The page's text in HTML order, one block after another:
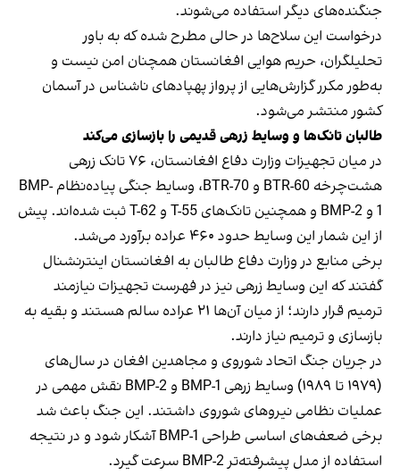
جنگنده‌های دیگر استفاده می‌شوند.
درخواست این سلاح‌ها در حالی مطرح شده که به باور
تحلیلگران، حریم هوایی افغانستان همچنان امن نیست و
به‌طور مکرر گزارش‌هایی از پرواز پهپادهای ناشناس در آسمان
کشور منتشر می‌شود.
طالبان تانک‌ها و وسایط زرهی قدیمی را بازسازی می‌کند
در میان تجهیزات وزارت دفاع افغانستان، ۷۶ تانک زرهی
هشت‌چرخه BTR-60 و BTR-70، وسایط جنگی پیاده‌نظام BMP-
1 و BMP-2 و همچنین تانک‌های T-55 و T-62 ثبت شده‌اند. پیش
از این شمار این وسایط حدود ۴۶۰ عراده برآورد می‌شد.
برخی منابع در وزارت دفاع طالبان به افغانستان اینترنشنال
گفتند که این وسایط زرهی نیز در فهرست تجهیزات نیازمند
ترمیم قرار دارند؛ از میان آن‌ها ۲۱ عراده سالم هستند و بقیه به
بازسازی و ترمیم نیاز دارند.
در جریان جنگ اتحاد شوروی و مجاهدین افغان در سال‌های
(۱۹۷۹ تا ۱۹۸۹) وسایط زرهی BMP-1 و BMP-2 نقش مهمی در
عملیات نظامی نیروهای شوروی داشتند. این جنگ باعث شد
برخی ضعف‌های اساسی طراحی BMP-1 آشکار شود و در نتیجه
استفاده از مدل پیشرفته‌تر BMP-2 سرعت گیرد.